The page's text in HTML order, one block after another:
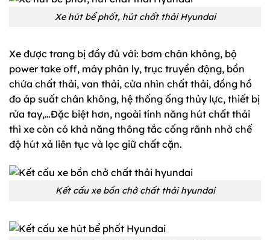
Xe hút bể phốt, hút chất thải Hyundai
Xe được trang bị đầy đủ với: bơm chân không, bộ
power take off, máy phân ly, trục truyền động, bồn
chứa chất thải, van thải, cửa nhìn chất thải, đồng hồ
đo áp suất chân không, hệ thống ống thủy lực, thiết bị
rửa tay,…Đặc biệt hơn, ngoài tính năng hút chất thải
thì xe còn có khả năng thông tắc cống rãnh nhờ chế
độ hút xả liên tục và lọc giữ chất cặn.
Kết cấu xe bồn chở chất thải hyundai